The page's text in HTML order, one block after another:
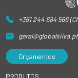
+351 244 684 566
geral@globalsilva.pt
Orçamentos